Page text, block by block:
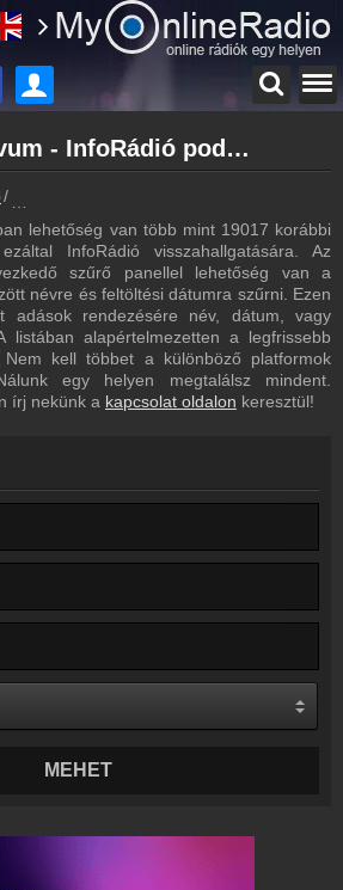
InfoRádió archívum - InfoRádió podcasts - InfoRádió visszahallgatás
lehetőség van több mint 19017 korábbi
InfoRádió visszahallgatására. Az
szűrő panellel lehetőség van a
névre és feltöltési dátumra szűrni. Ezen
rendezésére név, dátum, vagy
listában alapértelmezetten a legfrissebb
kell többet a különböző platformok
egy helyen megtalálsz mindent.
írj nekünk a kapcsolat oldalon keresztül!
MEHET